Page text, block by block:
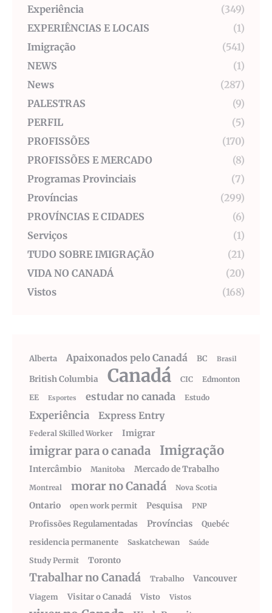
Experiência
(349)
EXPERIÊNCIAS E LOCAIS
(1)
Imigração
(541)
NEWS
(1)
News
(287)
PALESTRAS
(9)
PERFIL
(5)
PROFISSÕES
(170)
PROFISSÕES E MERCADO
(8)
Programas Provinciais
(7)
Províncias
(299)
PROVÍNCIAS E CIDADES
(6)
Serviços
(1)
TUDO SOBRE IMIGRAÇÃO
(21)
VIDA NO CANADÁ
(20)
Vistos
(168)
Alberta Apaixonados pelo Canadá BC Brasil
British Columbia Canadá CIC
Edmonton
EE
Esportes estudar no canada Estudo
Experiência Express Entry
Federal Skilled Worker Imigrar
imigrar para o canada Imigração
Intercâmbio Manitoba Mercado de Trabalho
Montreal morar no Canadá Nova Scotia
Ontario open work permit Pesquisa PNP
Profissões Regulamentadas Províncias
Quebéc
residencia permanente
Saskatchewan Saúde
Study Permit Toronto
Trabalhar no Canadá Trabalho Vancouver
Viagem Visitar o Canadá Visto Vistos